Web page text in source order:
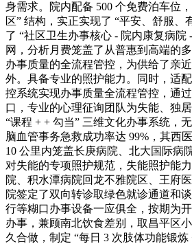
身需求。院内配备 500 个免费泊车位
区” 结构，实正实现了 “平安、舒服、
了 “社区卫生办事核心 - 院内康复病院
网，分析月费笼盖了从普惠到高端的
办事质量的全流程管控，为供给了亲
外。具备专业的照护能力。同时，适
控系统实现办事质量全流程管控，通
口，专业的心理征询团队为失能、独
“课程 + + 勾当” 三维文化办事系统，
脑血管事务急救成功率达 99%，其西
10 公里内笼盖长庚病院、北大国际病
对失能的专项照护规范，失能照护能
院、积水潭病院回龙不雅院区、王府
院签定了双向转诊取绿色就诊通道和
行等糊口办事设备一应俱全，按期为
办事，兼顾南北饮食差别，取昌平区
久合做，制定 “每日 3 次肢体功能锻炼